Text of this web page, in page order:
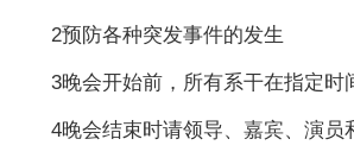
2预防各种突发事件的发生
3晚会开始前，所有系干在指定时
4晚会结束时请领导、嘉宾、演员